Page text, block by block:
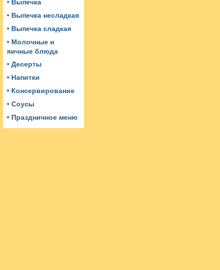
• Выпечка
• Выпечка несладкая
• Выпечка сладкая
• Молочные и
яичные блюда
• Десерты
• Напитки
• Консервирование
• Соусы
• Праздничное меню